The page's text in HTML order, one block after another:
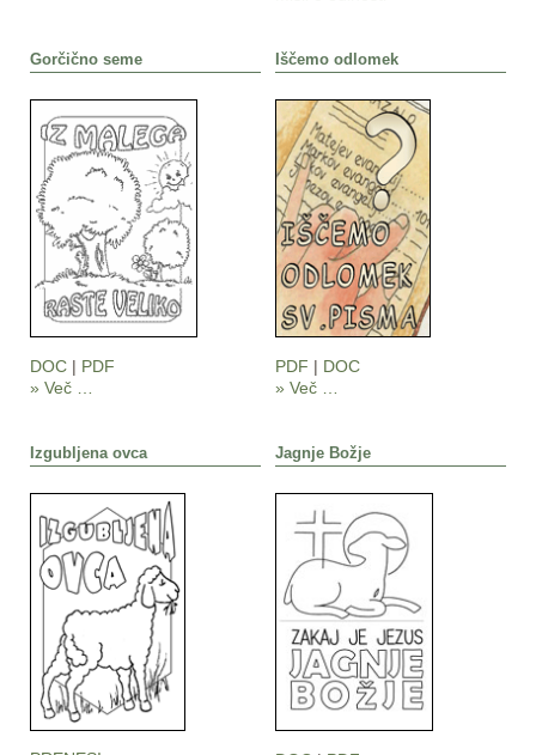
Gorčično seme
DOC| PDF
» Več …
Iščemo odlomek
PDF | DOC
» Več …
Izgubljena ovca Jagnje Božje